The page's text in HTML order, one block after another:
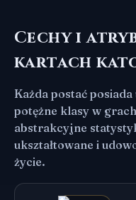
Cechy i
kartach
Każda postać
potężne klasy w
abstrakcyjne
ukształtowane i
życie.